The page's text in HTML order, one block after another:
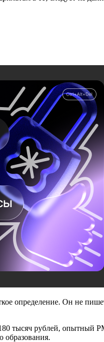
определение. Он не
рублей, опытный
образования.